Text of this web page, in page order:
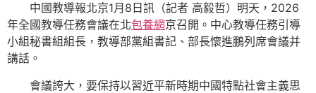
中國教導報北京1月8日訊（記者 高毅哲）明天，2026
年全國教導任務會議在北包養網京召開。中心教導任務引導
小組秘書組組長，教導部黨組書記、部長懷進鵬列席會議并
講話。
會議誇大，要保持以習近平新時期中國特點社會主義思